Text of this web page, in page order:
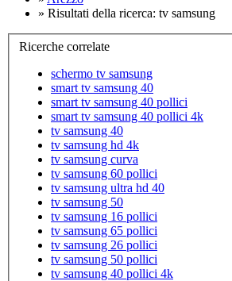
» Risultati della ricerca: tv samsung
Ricerche correlate
schermo tv samsung
smart tv samsung 40
smart tv samsung 40 pollici
smart tv samsung 40 pollici 4k
tv samsung 40
tv samsung hd 4k
tv samsung curva
tv samsung 60 pollici
tv samsung ultra hd 40
tv samsung 50
tv samsung 16 pollici
tv samsung 65 pollici
tv samsung 26 pollici
tv samsung 50 pollici
tv samsung 40 pollici 4k